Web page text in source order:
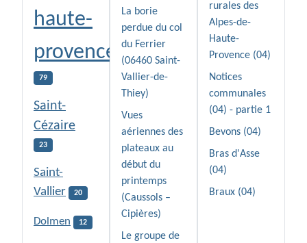
haute-
provence
79
Saint-
Cézaire
23
Saint-
Vallier
20
Dolmen 12
La borie
perdue du col
du Ferrier
(06460 Saint-
Vallier-de-
Thiey)
Vues
aériennes des
plateaux au
début du
printemps
(Caussols –
Cipières)
Le groupe de
rurales des
Alpes-de-
Haute-
Provence (04)
Notices
communales
(04) - partie 1
Bevons (04)
Bras d'Asse
(04)
Braux (04)